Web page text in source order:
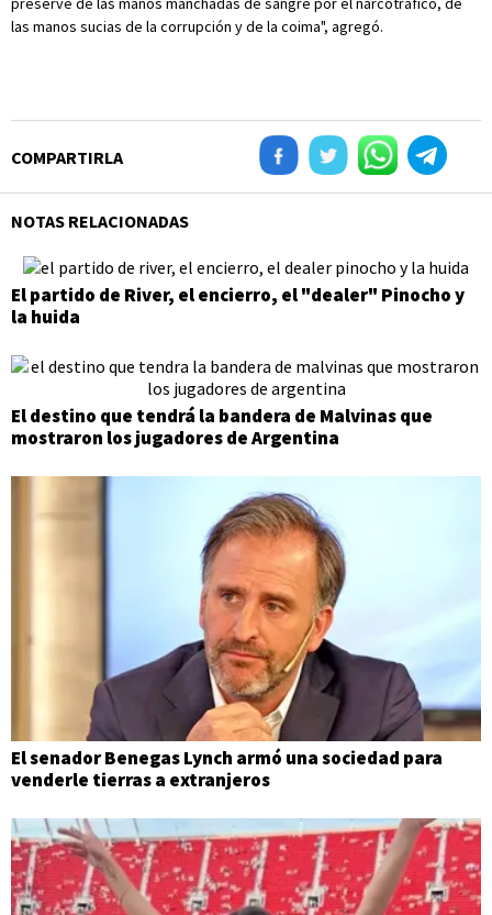
las manos sucias de la corrupción y de la coima", agregó.
COMPARTIRLA
NOTAS RELACIONADAS
El partido de River, el encierro, el "dealer" Pinocho y
la huida
El destino que tendrá la bandera de Malvinas que
mostraron los jugadores de Argentina
El senador Benegas Lynch armó una sociedad para
venderle tierras a extranjeros